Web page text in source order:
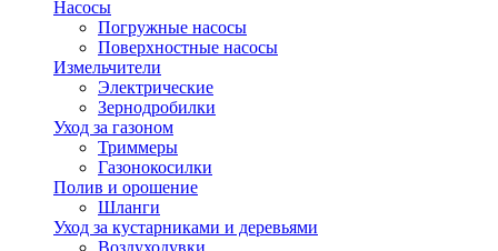
Насосы
Погружные насосы
Поверхностные насосы
Измельчители
Электрические
Зернодробилки
Уход за газоном
Триммеры
Газонокосилки
Полив и орошение
Шланги
Уход за кустарниками и деревьями
Воздуходувки